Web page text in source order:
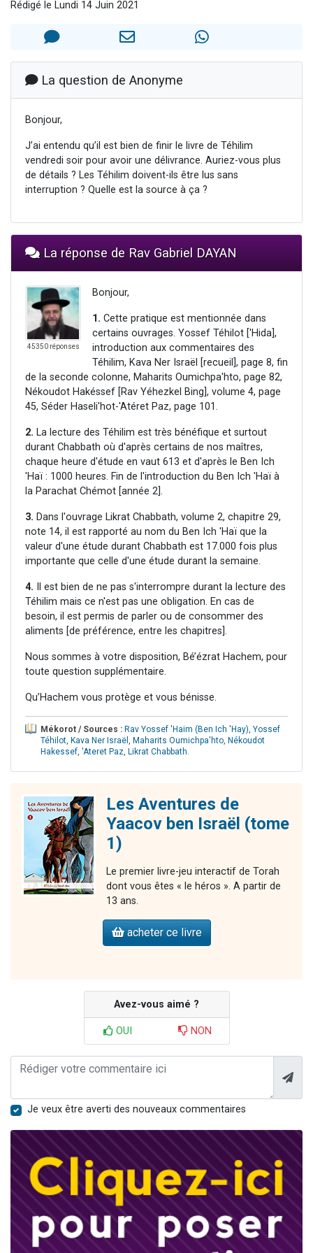
3 personnes viennent de faire un don pour Événements Torah-Box
Il reste 49 places pour étudier en groupe sur Zoom
2 personnes viennent de nous rejoindre sur WhatsApp
Rédigé le Lundi 14 Juin 2021
La question de Anonyme
Bonjour,
J’ai entendu qu’il est bien de finir le livre de Téhilim
vendredi soir pour avoir une délivrance. Auriez-vous plus
de détails ? Les Téhilim doivent-ils être lus sans
interruption ? Quelle est la source à ça ?
La réponse de Rav Gabriel DAYAN
45350 réponses
Bonjour,
1. Cette pratique est mentionnée dans
certains ouvrages. Yossef Téhilot ['Hida],
introduction aux commentaires des
Téhilim, Kava Ner Israël [recueil], page 8, fin
de la seconde colonne, Maharits Oumichpa'hto, page 82,
Nékoudot Hakéssef [Rav Yéhezkel Bing], volume 4, page
45, Séder Haseli'hot-'Atéret Paz, page 101.
2. La lecture des Téhilim est très bénéfique et surtout
durant Chabbath où d'après certains de nos maîtres,
chaque heure d'étude en vaut 613 et d'après le Ben Ich
'Haï : 1000 heures. Fin de l'introduction du Ben Ich 'Haï à
la Parachat Chémot [année 2].
3. Dans l'ouvrage Likrat Chabbath, volume 2, chapitre 29,
note 14, il est rapporté au nom du Ben Ich 'Haï que la
valeur d'une étude durant Chabbath est 17.000 fois plus
importante que celle d'une étude durant la semaine.
4. Il est bien de ne pas s'interrompre durant la lecture des
Téhilim mais ce n'est pas une obligation. En cas de
besoin, il est permis de parler ou de consommer des
aliments [de préférence, entre les chapitres].
Nous sommes à votre disposition, Bé’ézrat Hachem, pour
toute question supplémentaire.
Qu’Hachem vous protège et vous bénisse.
Mékorot / Sources : Rav Yossef 'Haim (Ben Ich 'Hay), Yossef
Téhilot, Kava Ner Israël , Maharits Oumichpa'hto, Nékoudot
Hakessef, 'Ateret Paz, Likrat Chabbath.
Les Aventures de
Yaacov ben Israël (tome
1)
Le premier livre-jeu interactif de Torah
dont vous êtes « le héros ». A partir de
13 ans.
acheter ce livre
Avez-vous aimé ?
OUI NON
Je veux être averti des nouveaux commentaires